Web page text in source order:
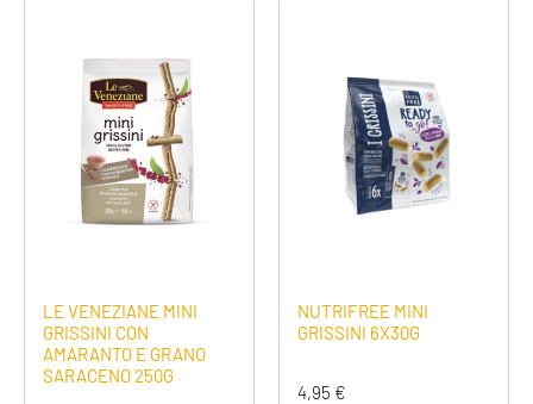
LE VENEZIANE MINI
GRISSINI CON
AMARANTO E GRANO
SARACENO 250G
NUTRIFREE MINI
GRISSINI 6X30G
4,95 €